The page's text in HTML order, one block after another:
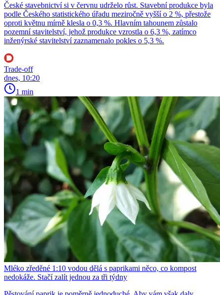
České stavebnictví si v červnu udrželo růst. Stavební produkce byla
podle Českého statistického úřadu meziročně vyšší o 2 %, přestože
oproti květnu mírně klesla o 0,3 %. Hlavním tahounem zůstalo
pozemní stavitelství, jehož produkce vzrostla o 6,3 %, zatímco
inženýrské stavitelství zaznamenalo pokles o 5,3 %.
Trade-off
dnes, 10:20
1 min
Mléko zředěné 1:10 vodou dělá s paprikami něco, co kompost
nedokáže. Stačí zalít jednou za tři týdny